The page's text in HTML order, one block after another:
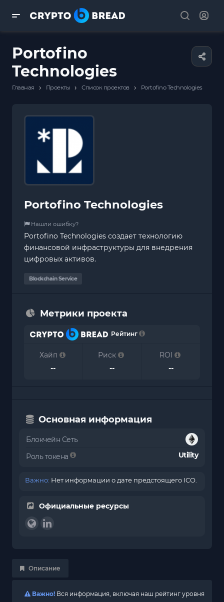
Portofino
Technologies
Главная › Проекты › Список проектов › Portofino Technologies
Portofino Technologies
Нашли ошибку?
Portofino Technologies создает технологию
финансовой инфраструктуры для внедрения
цифровых активов.
Blockchain Service
Метрики проекта
Рейтинг
Хайп
--
Риск
--
ROI
--
Основная информация
Блокчейн Сеть
Роль токена
Utility
Важно: Нет информации о дате предстоящего ICO.
Официальные ресурсы
Описание
Важно! Вся информация, включая наш рейтинг уровня